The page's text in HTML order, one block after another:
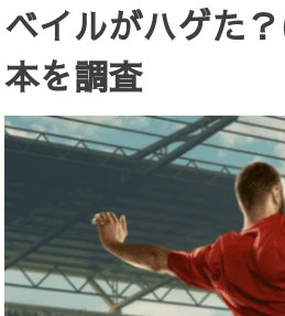
ベイルがハゲた
本を調査